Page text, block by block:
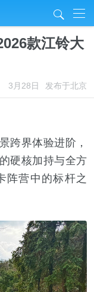
j
款江铃大
3月28日 发布于北京
界体验进阶，
硬核加持与全方
阵营中的标杆之